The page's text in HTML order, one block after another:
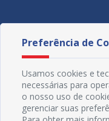
Preferência de
Usamos cookies e
necessárias para
o nosso uso de
gerenciar suas